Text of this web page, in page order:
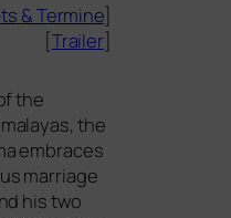
&Termine]
[Trailer]
the
the
embraces
mar­ria­ge
his two